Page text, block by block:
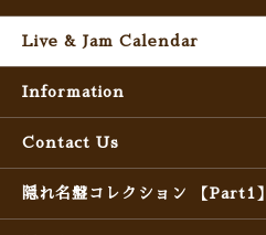
Live & Jam Calendar
Information
Contact Us
隠れ名盤コレクション 【Part1】